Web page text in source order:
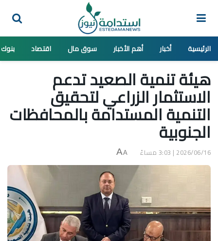
الرئيسية أخبار أهم الأخبار سوق مال اقتصاد بنوك
هيئة تنمية الصعيد تدعم
الاستثمار الزراعي لتحقيق
التنمية المستدامة بالمحافظات
الجنوبية
2026/06/16 | 3:03 مساءً A
A